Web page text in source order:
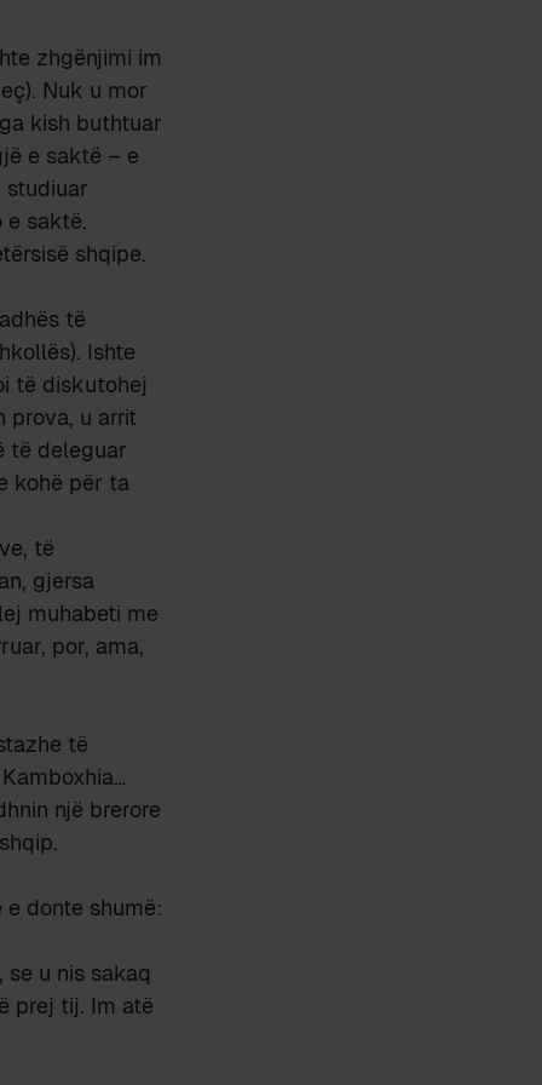
zhgënjimi im
Nuk u mor
kish buthtuar
e saktë – e
studiuar
e saktë.
shqipe.
të
Ishte
të diskutohej
prova, u arrit
të deleguar
kohë për ta
të
gjersa
muhabeti me
por, ama,
të
një brerore
donte shumë:
u nis sakaq
prej tij. Im atë